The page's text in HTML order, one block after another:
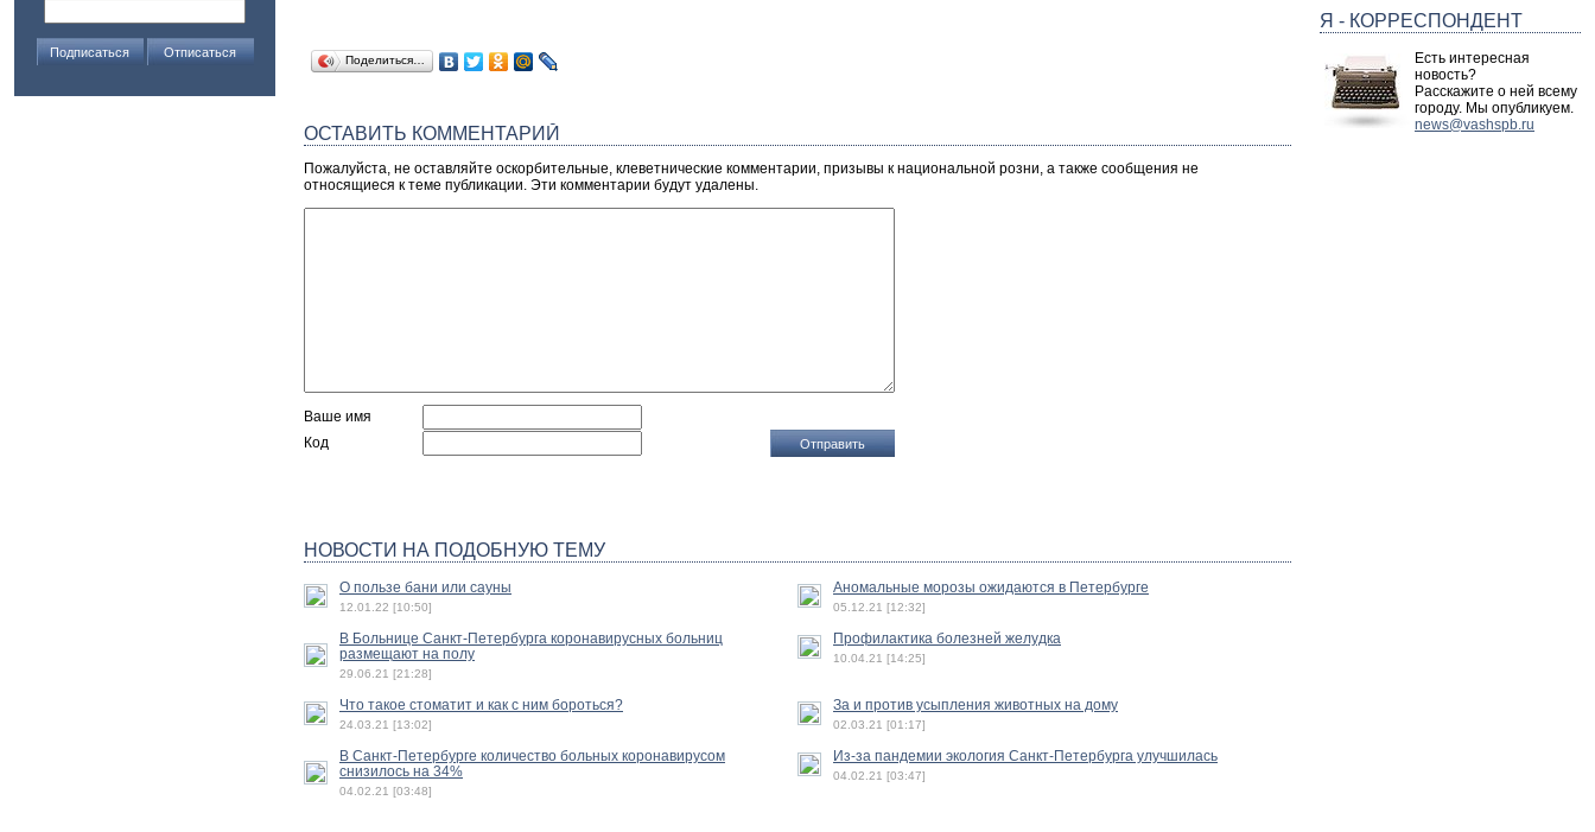
Поделиться…
ОСТАВИТЬ КОММЕНТАРИЙ
Пожалуйста, не оставляйте оскорбительные, клеветнические комментарии, призывы к национальной розни, а также сообщения не
относящиеся к теме публикации. Эти комментарии будут удалены.
Ваше имя
Код
НОВОСТИ НА ПОДОБНУЮ ТЕМУ
О пользе бани или сауны
12.01.22 [10:50]
Аномальные морозы ожидаются в Петербурге
05.12.21 [12:32]
В Больнице Санкт-Петербурга коронавирусных больниц
размещают на полу
29.06.21 [21:28]
Профилактика болезней желудка
10.04.21 [14:25]
Что такое стоматит и как с ним бороться?
24.03.21 [13:02]
За и против усыпления животных на дому
02.03.21 [01:17]
В Санкт-Петербурге количество больных коронавирусом
снизилось на 34%
04.02.21 [03:48]
Из-за пандемии экология Санкт-Петербурга улучшилась
04.02.21 [03:47]
Я - КОРРЕСПОНДЕНТ
Есть интересная
новость?
Расскажите о ней всему
городу. Мы опубликуем.
news@vashspb.ru